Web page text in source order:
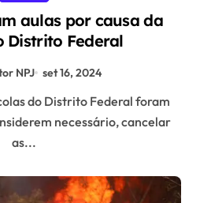
aulas por causa da
Distrito Federal
NPJ set 16, 2024
necessário, cancelar
as...